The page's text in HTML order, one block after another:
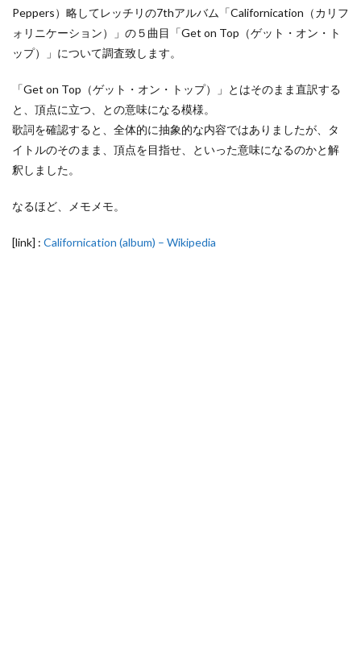
Peppers）略してレッチリの7thアルバム「Californication（カリフ
ォリニケーション）」の５曲目「Get on Top（ゲット・オン・ト
ップ）」について調査致します。
「Get on Top（ゲット・オン・トップ）」とはそのまま直訳する
と、頂点に立つ、との意味になる模様。
歌詞を確認すると、全体的に抽象的な内容ではありましたが、タ
イトルのそのまま、頂点を目指せ、といった意味になるのかと解
釈しました。
なるほど、メモメモ。
[link] : Californication (album) – Wikipedia